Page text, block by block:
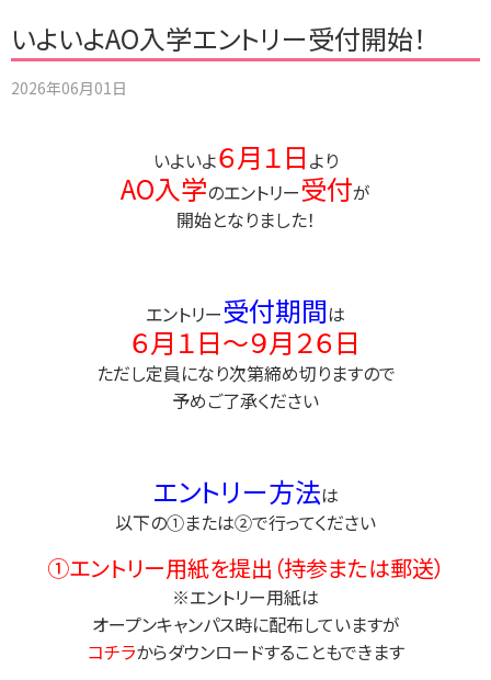
いよいよAO入学エントリー受付開始！
2026年06月01日
いよいよ６月１日 より
AO入学のエントリー受付が
開始となりました！
エントリー受付期間は
６月１日～９月２６日
ただし定員になり次第締め切りますので
予めご了承ください
エントリー方法は
以下の①または②で行ってください
①エントリー用紙を提出（持参または郵送）
※エントリー用紙は
オープンキャンパス時に配布していますが
コチラからダウンロードすることもできます